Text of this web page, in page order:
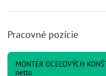
Pracovné pozície
MONTÉR OCEĽOVÝCH
netto